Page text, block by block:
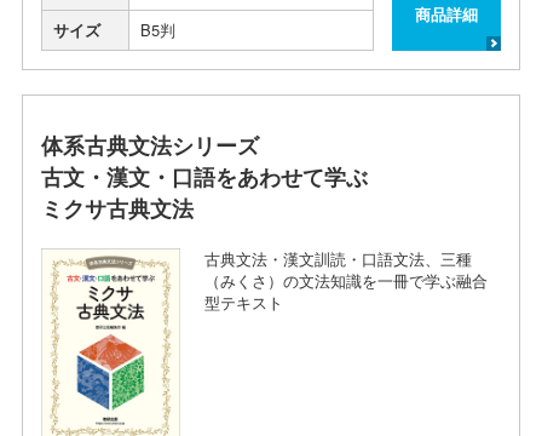
サイズ
B5判
商品詳細
体系古典文法シリーズ
古文・漢文・口語をあわせて学ぶ
ミクサ古典文法
古典文法・漢文訓読・口語文法、三種
（みくさ）の文法知識を一冊で学ぶ融合
型テキスト